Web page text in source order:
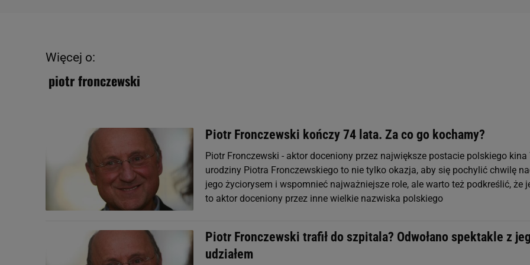
Więcej o:
piotr fronczewski
Piotr Fronczewski kończy 74 lata. Za co go kochamy?
Piotr Fronczewski - aktor doceniony przez największe postacie polskiego kina
urodziny Piotra Fronczewskiego to nie tylko okazja, aby się pochylić chwilę
jego życiorysem i wspomnieć najważniejsze role, ale warto też podkreślić, że
to aktor doceniony przez inne wielkie nazwiska polskiego
Piotr Fronczewski trafił do szpitala? Odwołano spektakle z
udziałem